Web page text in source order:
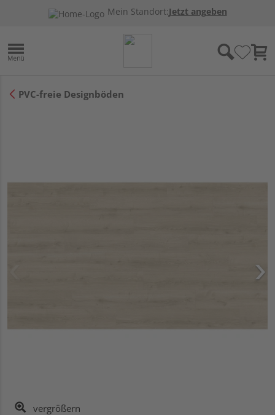
Mein Standort:Jetzt angeben
PVC-freie Designböden
vergrößern